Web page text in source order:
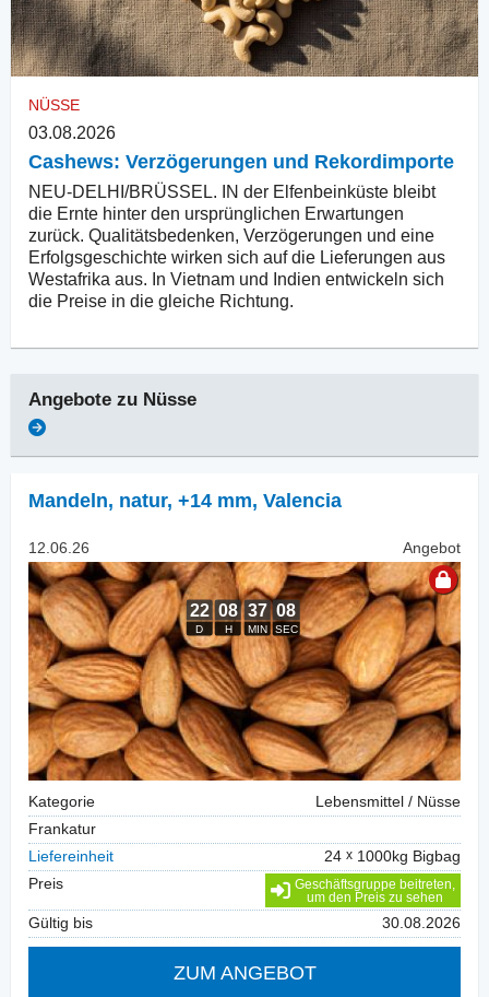
NÜSSE
03.08.2026
Cashews: Verzögerungen und Rekordimporte
NEU-DELHI/BRÜSSEL. IN der Elfenbeinküste bleibt
die Ernte hinter den ursprünglichen Erwartungen
zurück. Qualitätsbedenken, Verzögerungen und eine
Erfolgsgeschichte wirken sich auf die Lieferungen aus
Westafrika aus. In Vietnam und Indien entwickeln sich
die Preise in die gleiche Richtung.
Angebote zu Nüsse
Mandeln, natur, +14 mm, Valencia
12.06.26 Angebot
Kategorie
Lebensmittel / Nüsse
Frankatur
Liefereinheit
24
1000kg Bigbag
Preis
Geschäftsgruppe beitreten,
um den Preis zu sehen
Gültig bis 30.08.2026
ZUM ANGEBOT